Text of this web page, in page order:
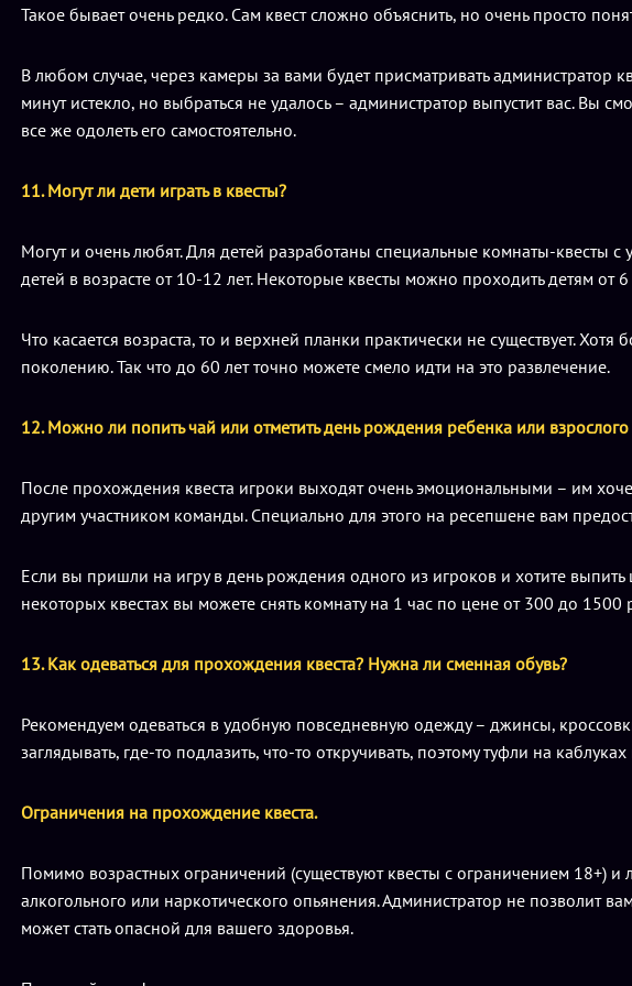
Такое бывает очень редко. Сам квест сложно объяснить, но очень просто
В любом случае, через камеры за вами будет присматривать
минут истекло, но выбраться не удалось – администратор выпустит вас. Вы
все же одолеть его самостоятельно.
11. Могут ли дети играть в квесты?
Могут и очень любят. Для детей разработаны специальные комнаты-квесты
детей в возрасте от 10-12 лет. Некоторые квесты можно проходить детям
Что касается возраста, то и верхней планки практически не существует.
поколению. Так что до 60 лет точно можете смело идти на это развлечение.
12. Можно ли попить чай или отметить день рождения ребенка или взрослого
После прохождения квеста игроки выходят очень эмоциональными – им
другим участником команды. Специально для этого на ресепшене вам
Если вы пришли на игру в день рождения одного из игроков и хотите
некоторых квестах вы можете снять комнату на 1 час по цене от 300 до 1500
13. Как одеваться для прохождения квеста? Нужна ли сменная обувь?
Рекомендуем одеваться в удобную повседневную одежду – джинсы,
заглядывать, где-то подлазить, что-то откручивать, поэтому туфли на
Ограничения на прохождение квеста.
Помимо возрастных ограничений (существуют квесты с ограничением 18+) и
алкогольного или наркотического опьянения. Администратор не позволит
может стать опасной для вашего здоровья.